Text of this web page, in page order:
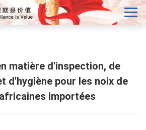
matière d'inspection, de
d'hygiène pour les noix de
importées